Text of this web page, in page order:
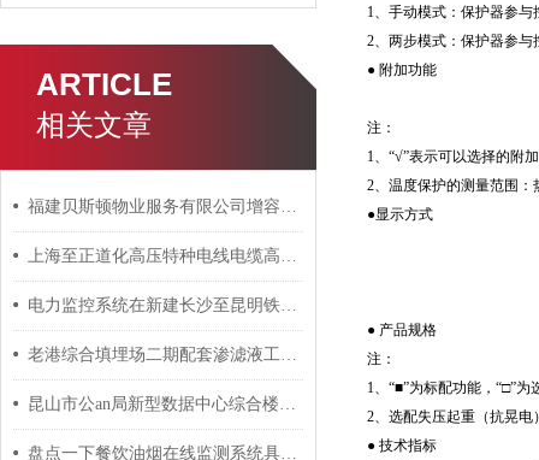
ARTICLE
相关文章
福建贝斯顿物业服务有限公司增容供配电工程电力监控系统项目的设计与应用
上海至正道化高压特种电线电缆高分子材料产业化能耗监测系统的设计与应用
电力监控系统在新建长沙至昆明铁路客运专线贵州段项目的应用总结
老港综合填埋场二期配套渗滤液工程电能管理系统的设计和应用
昆山市公an局新型数据中心综合楼电能管理系统
盘点一下餐饮油烟在线监测系统具有哪些优点
1、手动模式：保护器参
2、两步模式：保护器参
● 附加功能
注：
1、“√”表示可以选择的附
2、温度保护的测量范围
●显示方式
● 产品规格
注：
1、“■”为标配功能，“□”为
2、选配失压起重（抗晃
● 技术指标